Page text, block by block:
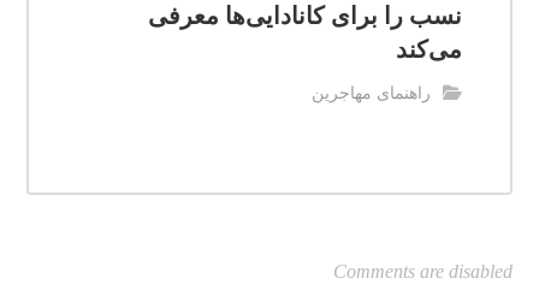
نسب را برای کانادایی‌ها معرفی
می‌کند
راهنمای مهاجرین
Comments are disabled